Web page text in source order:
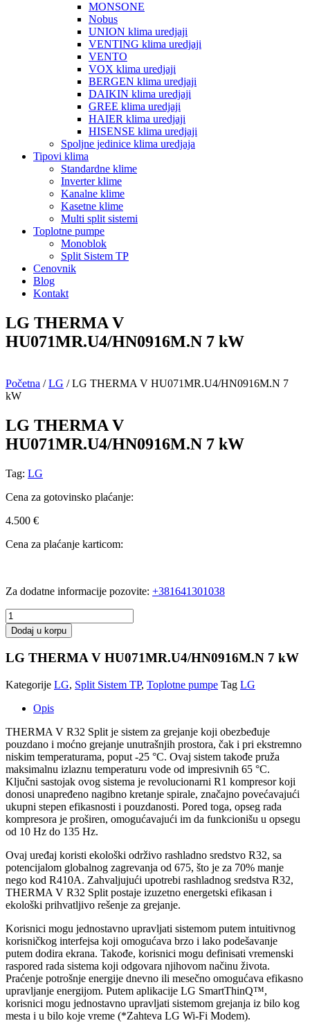
MONSONE
Nobus
UNION klima uredjaji
VENTING klima uredjaji
VENTO
VOX klima uredjaji
BERGEN klima uredjaji
DAIKIN klima uredjaji
GREE klima uredjaji
HAIER klima uredjaji
HISENSE klima uredjaji
Spoljne jedinice klima uredjaja
Tipovi klima
Standardne klime
Inverter klime
Kanalne klime
Kasetne klime
Multi split sistemi
Toplotne pumpe
Monoblok
Split Sistem TP
Cenovnik
Blog
Kontakt
LG THERMA V
HU071MR.U4/HN0916M.N 7 kW
Početna /LG / LG THERMA V HU071MR.U4/HN0916M.N 7
kW
LG THERMA V
HU071MR.U4/HN0916M.N 7 kW
Tag: LG
Cena za gotovinsko plaćanje:
4.500 €
Cena za plaćanje karticom:
Za dodatne informacije pozovite: +381641301038
LG
THERMA
V
HU071MR.U4/HN0916M.N
7
količina
Dodaj u korpu
LG THERMA V HU071MR.U4/HN0916M.N 7 kW
Kategorije LG, Split Sistem TP, Toplotne pumpe Tag LG
Opis
THERMA V R32 Split je sistem za grejanje koji obezbeđuje
pouzdano i moćno grejanje unutrašnjih prostora, čak i pri ekstremno
niskim temperaturama, poput -25 °C. Ovaj sistem takođe pruža
maksimalnu izlaznu temperaturu vode od impresivnih 65 °C.
Ključni sastojak ovog sistema je revolucionarni R1 kompresor koji
donosi unapređeno nagibno kretanje spirale, značajno povećavajući
ukupni stepen efikasnosti i pouzdanosti. Pored toga, opseg rada
kompresora je proširen, omogućavajući im da funkcionišu u opsegu
od 10 Hz do 135 Hz.
Ovaj uređaj koristi ekološki održivo rashladno sredstvo R32, sa
potencijalom globalnog zagrevanja od 675, što je za 70% manje
nego kod R410A. Zahvaljujući upotrebi rashladnog sredstva R32,
THERMA V R32 Split postaje izuzetno energetski efikasan i
ekološki prihvatljivo rešenje za grejanje.
Korisnici mogu jednostavno upravljati sistemom putem intuitivnog
korisničkog interfejsa koji omogućava brzo i lako podešavanje
putem dodira ekrana. Takođe, korisnici mogu definisati vremenski
raspored rada sistema koji odgovara njihovom načinu života.
Praćenje potrošnje energije dnevno ili mesečno omogućava efikasno
upravljanje energijom. Putem aplikacije LG SmartThinQ™,
korisnici mogu jednostavno upravljati sistemom grejanja iz bilo kog
mesta i u bilo koje vreme (*Zahteva LG Wi-Fi Modem).